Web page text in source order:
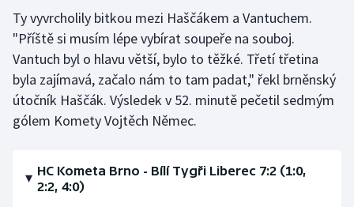
Ty vyvrcholily bitkou mezi Haščákem a Vantuchem.
"Příště si musím lépe vybírat soupeře na souboj.
Vantuch byl o hlavu větší, bylo to těžké. Třetí třetina
byla zajímavá, začalo nám to tam padat," řekl brněnský
útočník Haščák. Výsledek v 52. minutě pečetil sedmým
gólem Komety Vojtěch Němec.
HC Kometa Brno - Bílí Tygři Liberec 7:2 (1:0,
2:2, 4:0)